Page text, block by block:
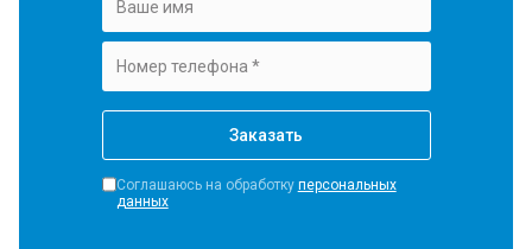
Соглашаюсь на обработку персональных
данных